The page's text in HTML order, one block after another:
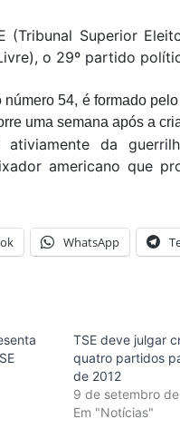
(Tribunal Superior
o 29º partido
54, é formado
uma semana após a
da
americano que
WhatsApp
TSE deve julgar
quatro partidos
de 2012
9 de setembro de
Em "Notícias"